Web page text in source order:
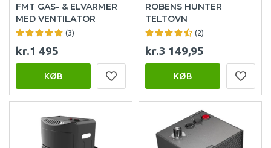
FMT GAS- & ELVARMER
MED VENTILATOR
(3)
kr.1 495
KØB
ROBENS HUNTER
TELTOVN
(2)
kr.3 149,95
KØB